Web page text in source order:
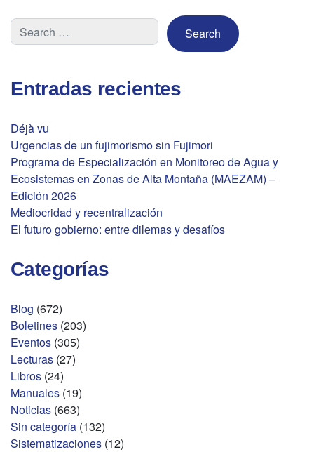
Entradas recientes
Déjà vu
Urgencias de un fujimorismo sin Fujimori
Programa de Especialización en Monitoreo de Agua y
Ecosistemas en Zonas de Alta Montaña (MAEZAM) –
Edición 2026
Mediocridad y recentralización
El futuro gobierno: entre dilemas y desafíos
Categorías
Blog (672)
Boletines (203)
Eventos (305)
Lecturas (27)
Libros (24)
Manuales (19)
Noticias (663)
Sin categoría (132)
Sistematizaciones (12)